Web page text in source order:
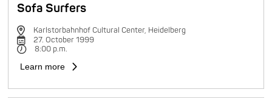
Sofa Surfers
Karlstorbahnhof Cultural Center, Heidelberg
27. October 1999
8:00 p.m.
Learn more